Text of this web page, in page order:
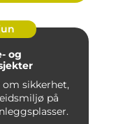
og
om sikkerhet,
på